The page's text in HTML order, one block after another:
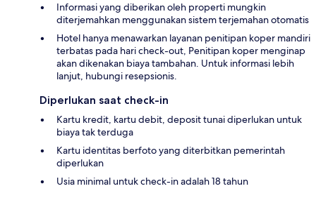
Informasi yang diberikan oleh properti mungkin
diterjemahkan menggunakan sistem terjemahan otomatis
Hotel hanya menawarkan layanan penitipan koper mandiri
terbatas pada hari check-out, Penitipan koper menginap
akan dikenakan biaya tambahan. Untuk informasi lebih
lanjut, hubungi resepsionis.
Diperlukan saat check-in
Kartu kredit, kartu debit, deposit tunai diperlukan untuk
biaya tak terduga
Kartu identitas berfoto yang diterbitkan pemerintah
diperlukan
Usia minimal untuk check-in adalah 18 tahun